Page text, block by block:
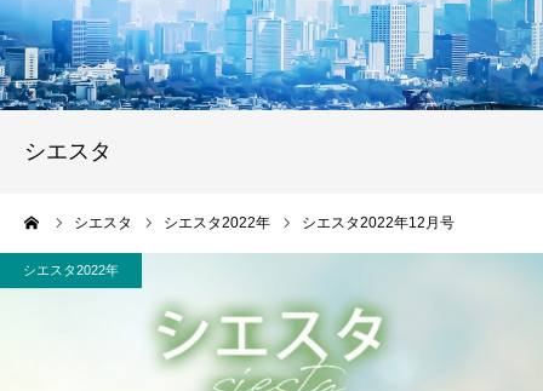
シエスタ
シエスタ シエスタ2022年 シエスタ2022年12月号
シエスタ2022年
事例